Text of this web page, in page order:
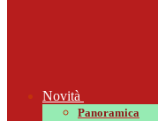
Novità
Panoramica